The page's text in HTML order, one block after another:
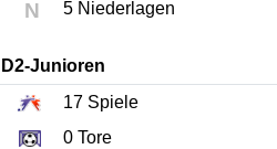
N 5 Niederlagen
D2-Junioren
17Spiele
0Tore